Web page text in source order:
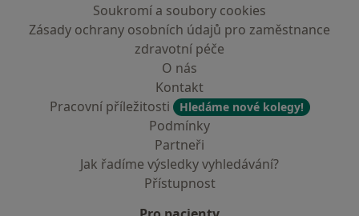
Soukromí a soubory cookies
Zásady ochrany osobních údajů pro zaměstnance
zdravotní péče
O nás
Kontakt
Pracovní příležitosti
Hledáme nové kolegy!
Podmínky
Partneři
Jak řadíme výsledky vyhledávání?
Přístupnost